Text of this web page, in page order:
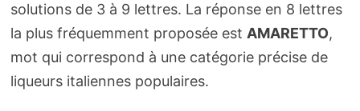
solutions de 3 à 9 lettres. La réponse en 8 lettres
la plus fréquemment proposée est AMARETTO,
mot qui correspond à une catégorie précise de
liqueurs italiennes populaires.